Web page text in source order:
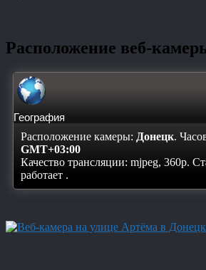
Расположение веб-
География
Расположение камеры: Донецк.
GMT+03:00
Качество трансляции: mjpeg, 360p.
работает .